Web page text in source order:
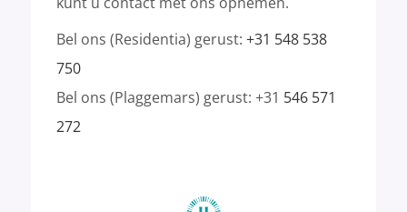
Bel ons (Residentia) gerust:+31 548 538
750
Bel ons (Plaggemars) gerust: +31 546 571
272